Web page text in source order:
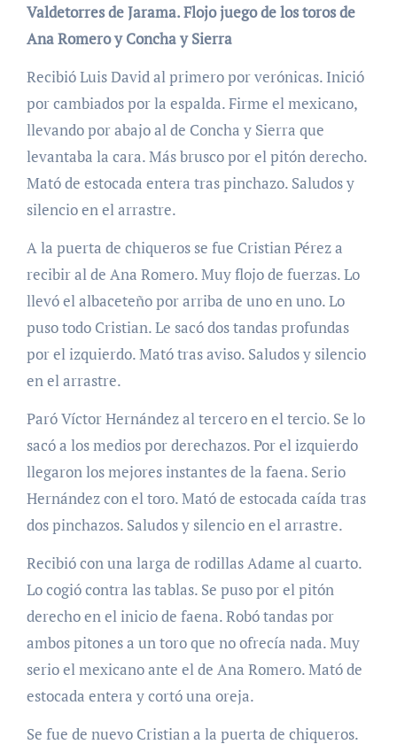
Valdetorres de Jarama. Flojo juego de los toros de
Ana Romero y Concha y Sierra
Recibió Luis David al primero por verónicas. Inició
por cambiados por la espalda. Firme el mexicano,
llevando por abajo al de Concha y Sierra que
levantaba la cara. Más brusco por el pitón derecho.
Mató de estocada entera tras pinchazo. Saludos y
silencio en el arrastre.
A la puerta de chiqueros se fue Cristian Pérez a
recibir al de Ana Romero. Muy flojo de fuerzas. Lo
llevó el albaceteño por arriba de uno en uno. Lo
puso todo Cristian. Le sacó dos tandas profundas
por el izquierdo. Mató tras aviso. Saludos y silencio
en el arrastre.
Paró Víctor Hernández al tercero en el tercio. Se lo
sacó a los medios por derechazos. Por el izquierdo
llegaron los mejores instantes de la faena. Serio
Hernández con el toro. Mató de estocada caída tras
dos pinchazos. Saludos y silencio en el arrastre.
Recibió con una larga de rodillas Adame al cuarto.
Lo cogió contra las tablas. Se puso por el pitón
derecho en el inicio de faena. Robó tandas por
ambos pitones a un toro que no ofrecía nada. Muy
serio el mexicano ante el de Ana Romero. Mató de
estocada entera y cortó una oreja.
Se fue de nuevo Cristian a la puerta de chiqueros.